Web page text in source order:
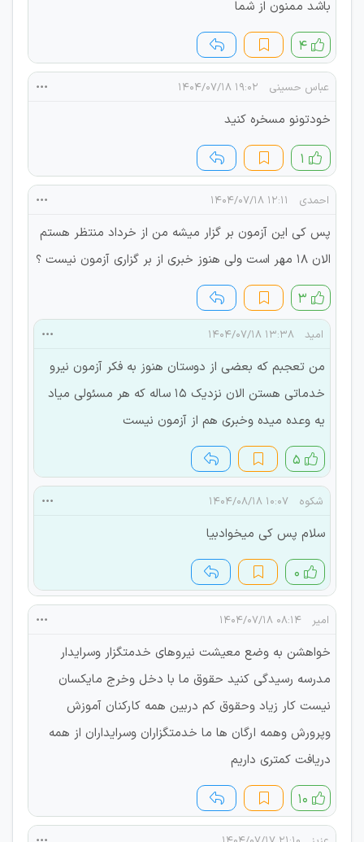
باشد ممنون از شما
۴
عباس حسینی ۱۹:۰۲ ۱۴۰۴/۰۷/۱۸
خودتونو مسخره کنید
۱
احمدی ۱۲:۱۱ ۱۴۰۴/۰۷/۱۸
پس کی این آزمون بر گزار میشه من از خرداد منتظر هستم
الان ۱۸ مهر است ولی هنوز خبری از بر گزاری آزمون نیست ؟
۳
امید ۱۳:۳۸ ۱۴۰۴/۰۷/۱۸
من تعجبم که بعضی از دوستان هنوز به فکر آزمون نیرو
خدماتی هستن الان نزدیک ۱۵ ساله که هر مسئولی میاد
یه وعده میده وخبری هم از آزمون نیست
۵
شکوه ۱۰:۰۷ ۱۴۰۴/۰۸/۱۸
سلام پس کی میخوادبیا
۰
امیر ۰۸:۱۴ ۱۴۰۴/۰۷/۱۸
خواهشن به وضع معیشت نیروهای خدمتگزار وسرایدار
مدرسه رسیدگی کنید حقوق ما با دخل وخرج مایکسان
نیست کار زیاد وحقوق کم دربین همه کارکنان آموزش
وپرورش وهمه ارگان ها ما خدمتگزاران وسرایداران از همه
دریافت کمتری داریم
۱۰